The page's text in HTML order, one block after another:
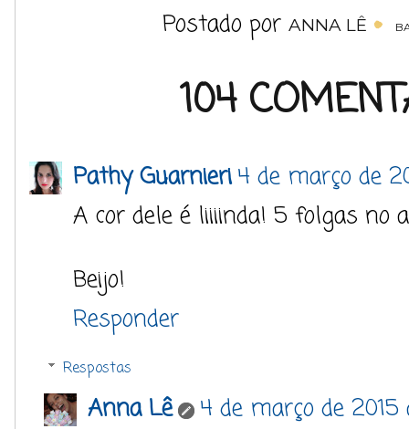
Postado por ANNA LÊ
104
Pathy Guarnieri4 de março de
A cor dele é liiiinda! 5 folgas no
Beijo!
Responder
Respostas
Anna Lê
4 de março de